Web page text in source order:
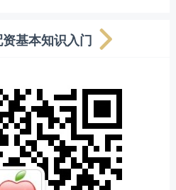
基本知识入门